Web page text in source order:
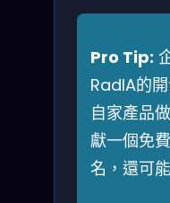
Pro Tip:
RadIA的
自家產品
獻一個免
名，還可